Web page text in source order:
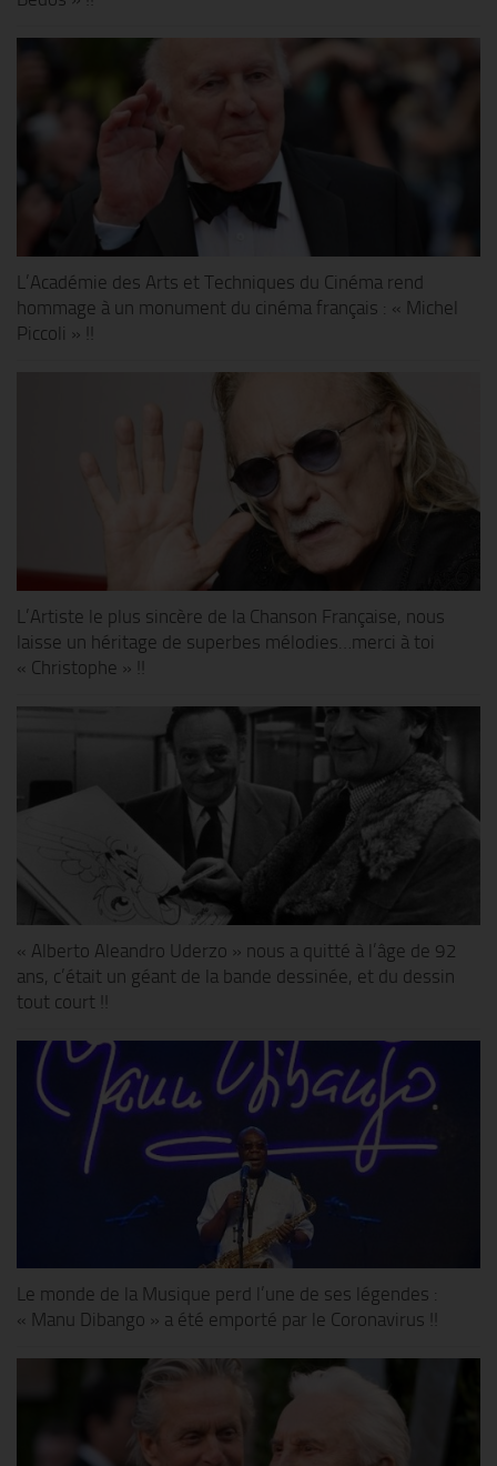
L’Académie des Arts et Techniques du Cinéma rend
hommage à un monument du cinéma français : « Michel
Piccoli » !!
L’Artiste le plus sincère de la Chanson Française, nous
laisse un héritage de superbes mélodies…merci à toi
« Christophe » !!
« Alberto Aleandro Uderzo » nous a quitté à l’âge de 92
ans, c’était un géant de la bande dessinée, et du dessin
tout court !!
Le monde de la Musique perd l’une de ses légendes :
« Manu Dibango » a été emporté par le Coronavirus !!